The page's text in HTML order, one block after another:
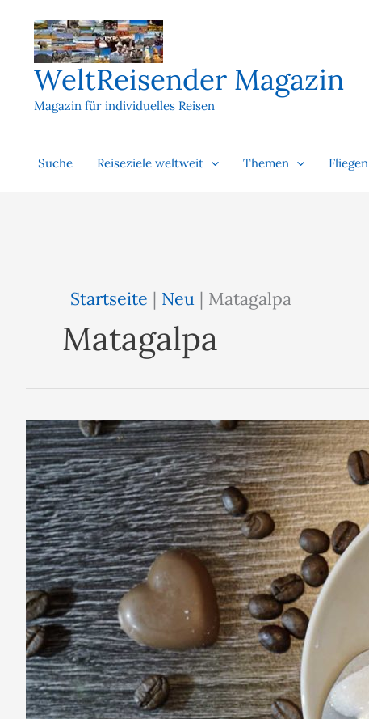
springen
WeltReisender Magazin
Magazin für individuelles Reisen
Suche Reiseziele weltweit Themen Fliegen
Startseite | Neu | Matagalpa
Matagalpa